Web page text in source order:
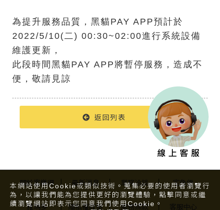
為提升服務品質，黑貓PAY APP預計於
2022/5/10(二) 00:30~02:00進行系統設備
維護更新，
此段時間黑貓PAY APP 將暫停服務，造成不
便，敬請見諒
返回列表
關於客樂得 最新消息 業務洽談 宅急便
雅瑪多 隱私權政策 服務條款 客服中心
本網站使用Cookie或類似技術。蒐集必要的使用者瀏覽行
為，以讓我們能為您提供更好的瀏覽體驗，點擊同意或繼
續瀏覽網站即表示您同意我們使用Cookie。